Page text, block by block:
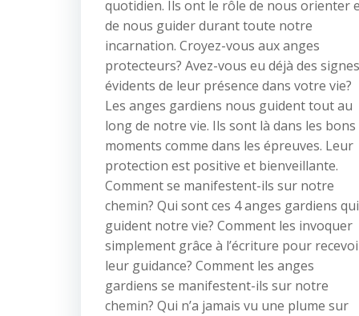
quotidien. Ils ont le rôle de nous orienter
de nous guider durant toute notre
incarnation. Croyez-vous aux anges
protecteurs? Avez-vous eu déjà des signes
évidents de leur présence dans votre vie?
Les anges gardiens nous guident tout au
long de notre vie. Ils sont là dans les bons
moments comme dans les épreuves. Leur
protection est positive et bienveillante.
Comment se manifestent-ils sur notre
chemin? Qui sont ces 4 anges gardiens qui
guident notre vie? Comment les invoquer
simplement grâce à l’écriture pour
leur guidance? Comment les anges
gardiens se manifestent-ils sur notre
chemin? Qui n’a jamais vu une plume sur